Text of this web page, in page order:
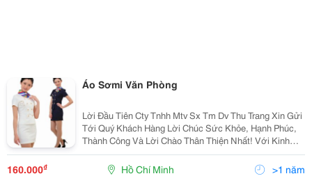
Áo Sơmi Văn Phòng
Lời Đầu Tiên Cty Tnhh Mtv Sx Tm Dv Thu Trang Xin Gửi
Tới Quý Khách Hàng Lời Chúc Sức Khỏe, Hạnh Phúc,
Thành Công Và Lời Chào Thân Thiện Nhất! Với Kinh
Nhiệm Nhiều Năm Làm Trong Ngành May.chúng Tôi
Muốn Mang Đến Cho Quý Khách Với Mức Giá Cạnh
160.000₫ Hồ Chí Minh >1 năm